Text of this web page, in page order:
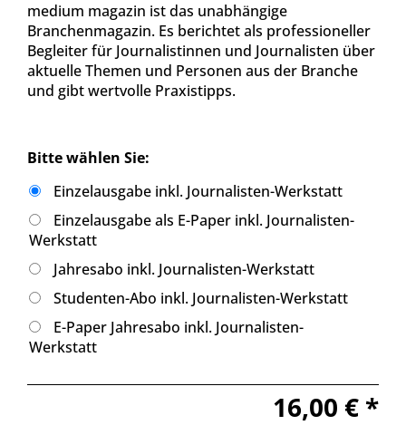
medium magazin ist das unabhängige
Branchenmagazin. Es berichtet als professioneller
Begleiter für Journalistinnen und Journalisten über
aktuelle Themen und Personen aus der Branche
und gibt wertvolle Praxistipps.
Bitte wählen Sie:
Einzelausgabe inkl. Journalisten-Werkstatt
Einzelausgabe als E-Paper inkl. Journalisten-
Werkstatt
Jahresabo inkl. Journalisten-Werkstatt
Studenten-Abo inkl. Journalisten-Werkstatt
E-Paper Jahresabo inkl. Journalisten-
Werkstatt
16,00 € *